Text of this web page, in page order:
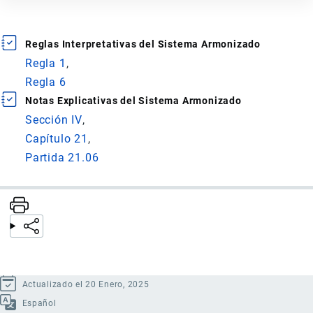
Reglas Interpretativas del Sistema Armonizado
Regla 1
Regla 6
Notas Explicativas del Sistema Armonizado
Sección IV
Capítulo 21
Partida 21.06
Actualizado el 20 Enero, 2025
Español